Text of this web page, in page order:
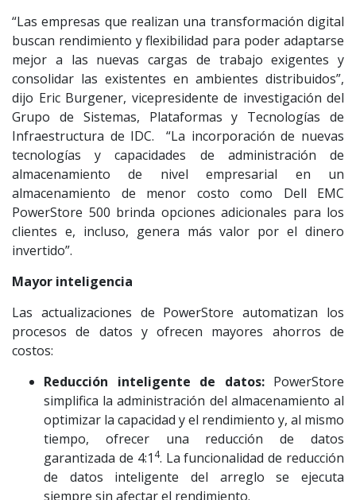
“Las empresas que realizan una transformación digital
buscan rendimiento y flexibilidad para poder adaptarse
mejor a las nuevas cargas de trabajo exigentes y
consolidar las existentes en ambientes distribuidos”,
dijo Eric Burgener, vicepresidente de investigación del
Grupo de Sistemas, Plataformas y Tecnologías de
Infraestructura de IDC. “La incorporación de nuevas
tecnologías y capacidades de administración de
almacenamiento de nivel empresarial en un
almacenamiento de menor costo como Dell EMC
PowerStore 500 brinda opciones adicionales para los
clientes e, incluso, genera más valor por el dinero
invertido”.
Mayor inteligencia
Las actualizaciones de PowerStore automatizan los
procesos de datos y ofrecen mayores ahorros de
costos:
Reducción inteligente de datos: PowerStore
simplifica la administración del almacenamiento al
optimizar la capacidad y el rendimiento y, al mismo
tiempo, ofrecer una reducción de datos
garantizada de 4:1 4. La funcionalidad de reducción
de datos inteligente del arreglo se ejecuta
siempre sin afectar el rendimiento.